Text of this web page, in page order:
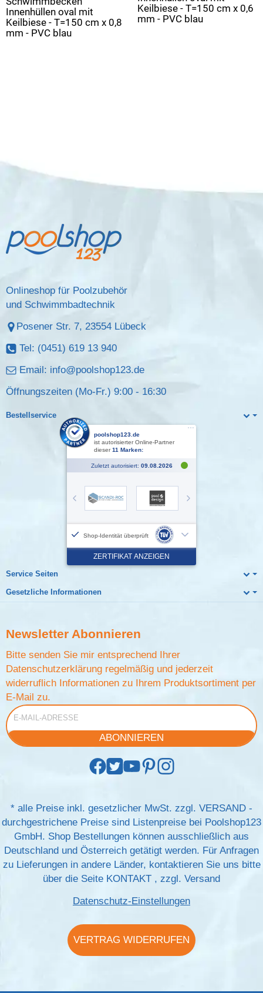
Innenhüllen oval mit
Keilbiese - T=150 cm x 0,8
mm - PVC blau
Keilbiese - T=150 cm x 0,6
mm - PVC blau
Onlineshop für Poolzubehör
und Schwimmbadtechnik
Posener Str. 7, 23554 Lübeck
Tel: (0451) 619 13 940
Email: info@poolshop123.de
Öffnungszeiten (Mo-Fr.) 9:00 - 16:30
Bestellservice
Service Seiten
Gesetzliche Informationen
Newsletter Abonnieren
Bitte senden Sie mir entsprechend Ihrer
Datenschutzerklärung regelmäßig und jederzeit
widerruflich Informationen zu Ihrem Produktsortiment per
E-Mail zu.
E-Mail-Adresse
ABONNIEREN
* alle Preise inkl. gesetzlicher MwSt. zzgl. VERSAND -
durchgestrichene Preise sind Listenpreise bei Poolshop123
GmbH. Shop Bestellungen können ausschließlich aus
Deutschland und Österreich getätigt werden. Für Anfragen
zu Lieferungen in andere Länder, kontaktieren Sie uns bitte
über die Seite KONTAKT , zzgl. Versand
Datenschutz-Einstellungen
VERTRAG WIDERRUFEN